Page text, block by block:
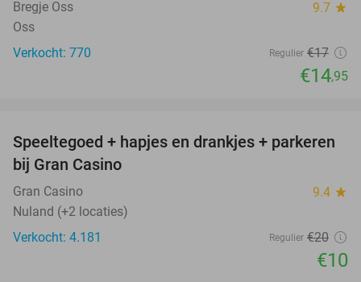
Bregje Oss 9.7 star
Oss
Verkocht: 770
Regulier €17
€14,95
50%
Speeltegoed + hapjes en drankjes + parkeren
bij Gran Casino
Gran Casino 9.4 star
Nuland (+2 locaties)
Verkocht: 4.181
Regulier €20
€10